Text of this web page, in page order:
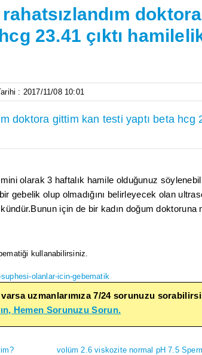
23.41 çıktı
: 2017/11/08 10:01
doktora gittim kan testi yaptı beta hcg
olarak 3 haftalık hamile olduğunuz
gebelik olup olmadığını belirleyecek olan
için de bir kadın doğum doktoruna
kullanabilirsiniz.
olanlar-icin-gebematik
uzmanlarımıza 7/24 sorunuzu
Hemen Sorunuzu Sorun.
volüm 2.6 viskozite normal pH 7.5